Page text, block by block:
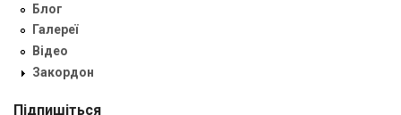
Блог
Галереї
Відео
Закордон
Підпишіться